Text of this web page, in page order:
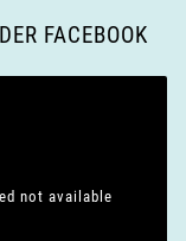
FACEBOOK
not available